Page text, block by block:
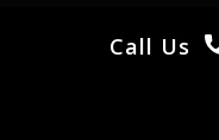
Call Us